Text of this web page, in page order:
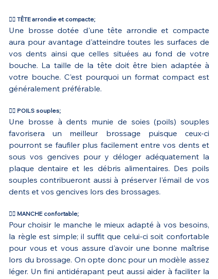
👉🏻 TÊTE arrondie et compacte;
Une brosse dotée d'une tête arrondie et compacte
aura pour avantage d'atteindre toutes les surfaces de
vos dents ainsi que celles situées au fond de votre
bouche. La taille de la tête doit être bien adaptée à
votre bouche. C'est pourquoi un format compact est
généralement préférable.
👉🏻 POILS souples;
Une brosse à dents munie de soies (poils) souples
favorisera un meilleur brossage puisque ceux-ci
pourront se faufiler plus facilement entre vos dents et
sous vos gencives pour y déloger adéquatement la
plaque dentaire et les débris alimentaires. Des poils
souples contribueront aussi à préserver l'émail de vos
dents et vos gencives lors des brossages.
👉🏻 MANCHE confortable;
Pour choisir le manche le mieux adapté à vos besoins,
la règle est simple; il suffit que celui-ci soit confortable
pour vous et vous assure d'avoir une bonne maîtrise
lors du brossage. On opte donc pour un modèle assez
léger. Un fini antidérapant peut aussi aider à faciliter la